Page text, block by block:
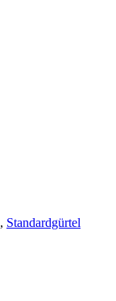
, Standardgürtel